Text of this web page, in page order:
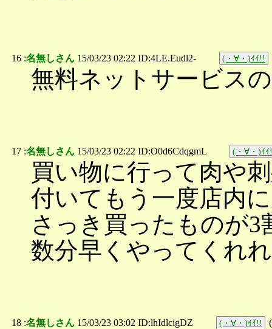
16 :名無しさん 15/03/23 02:22 ID:4LE.Eudl2- (・∀・)ｲｲ!!
無料ネットサービス
17 :名無しさん 15/03/23 02:22 ID:O0d6CdqgmL (・∀・)ｲ
買い物に行って肉や
付いてもう一度店内
さっき買ったものが
数分早くやってくれ
18 :名無しさん 15/03/23 03:02 ID:lhIdlcigDZ (・∀・)ｲｲ!! (